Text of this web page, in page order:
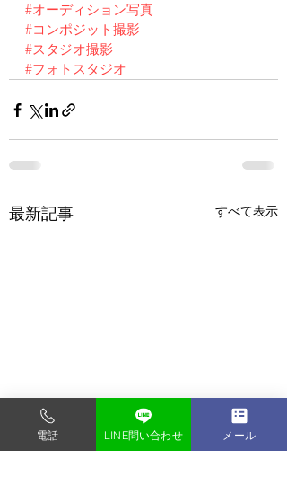
#オーディション写真
#コンポジット撮影
#スタジオ撮影
#フォトスタジオ
最新記事 すべて表示
電話 LINE問い合わせ メール